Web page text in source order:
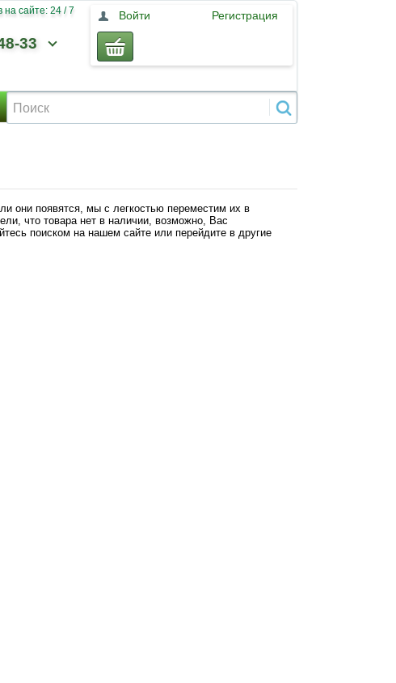
сайте: 24 / 7
33
Войти Регистрация
они появятся, мы с легкостью переместим их в
что товара нет в наличии, возможно, Вас
поиском на нашем сайте или перейдите в другие